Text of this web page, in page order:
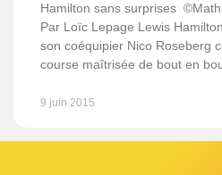
Hamilton sans surprises
Par Loïc Lepage Lewis
son coéquipier Nico Roseberg
course maîtrisée de bout en
9 juin 2015